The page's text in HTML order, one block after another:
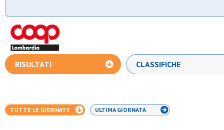
RISULTATI CLASSIFICHE
TUTTE LE GIORNATE ULTIMA GIORNATA